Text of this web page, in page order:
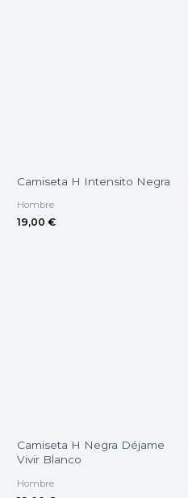
Camiseta H Intensito Negra
Hombre
19,00 €
Camiseta H Negra Déjame
Vivir Blanco
Hombre